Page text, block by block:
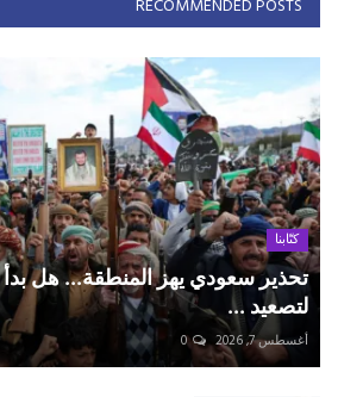
RECOMMENDED POSTS
كتّابنا
تحذير سعودي يهز المنطقة... هل بدأ
لتصعيد ...
أغسطس 7, 2026 0